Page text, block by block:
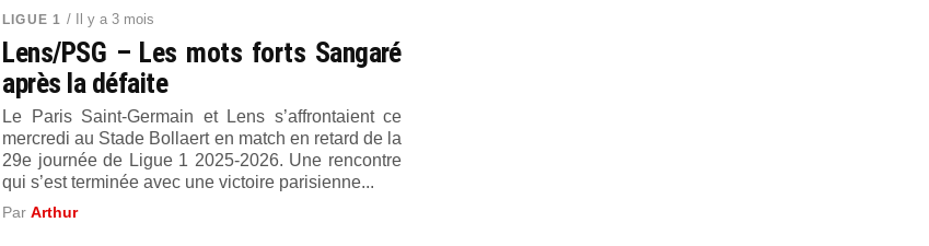
LIGUE 1 / Il y a 3 mois
Lens/PSG – Les mots forts Sangaré
après la défaite
Le Paris Saint-Germain et Lens s’affrontaient ce
mercredi au Stade Bollaert en match en retard de la
29e journée de Ligue 1 2025-2026. Une rencontre
qui s’est terminée avec une victoire parisienne...
ParArthur